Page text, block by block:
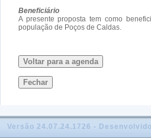
Beneficiário
A presente proposta tem como
população de Poços de Caldas.
Voltar para a agenda
Fechar
Versão 24.07.24.1726 -